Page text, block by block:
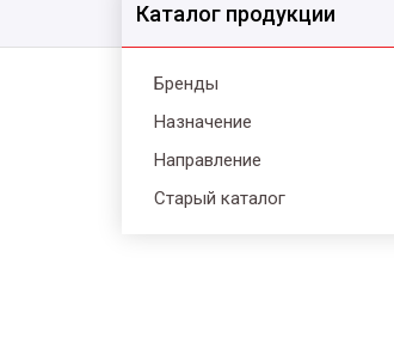
Каталог продукции
Бренды
Назначение
Направление
Старый каталог